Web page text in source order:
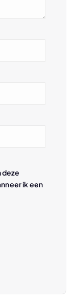
deze
ik een